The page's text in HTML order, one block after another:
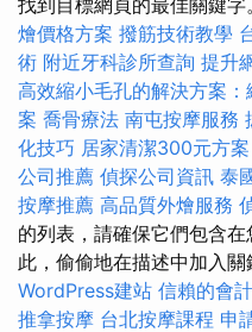
找到目標網頁的最佳關鍵
燴價格方案 撥筋技術教學
術 附近牙科診所查詢 提升
高效縮小毛孔的解決方案：
案 喬骨療法 南屯按摩服務
化技巧 居家清潔300元方案
公司推薦 偵探公司資訊 泰
按摩推薦 高品質外燴服務
的列表，請確保它們包含
此，偷偷地在描述中加入關
WordPress建站 信賴的會
推拿按摩 台北按摩課程 申